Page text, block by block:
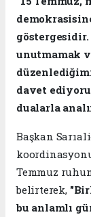
unutmamak
davet
dualarla
Başkan
Temmuz
belirterek,
bu anlamlı